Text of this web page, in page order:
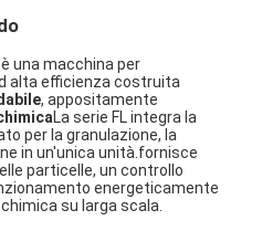
è una macchina per
alta efficienza costruita
, appositamente
La serie FL integra la
per la granulazione, la
in un'unica unità.fornisce
particelle, un controllo
energeticamente
su larga scala.